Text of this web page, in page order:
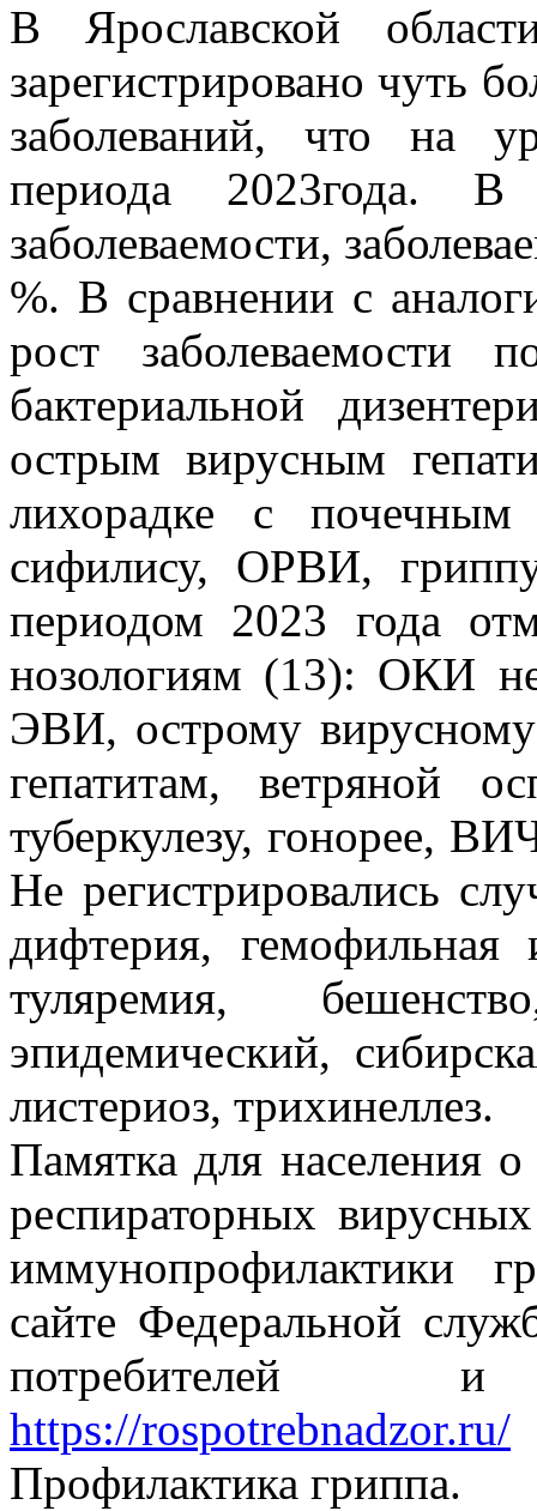
В Ярославской
зарегистрировано чуть
заболеваний, что на
периода 2023года. В
заболеваемости,
%. В сравнении с
рост заболеваемости
бактериальной
острым вирусным
лихорадке с
сифилису, ОРВИ,
периодом 2023 года
нозологиям (13): ОКИ
ЭВИ, острому
гепатитам, ветряной
туберкулезу, гонорее,
Не регистрировались
дифтерия,
туляремия,
эпидемический,
листериоз, трихинеллез.
Памятка для населения
респираторных
иммунопрофилактики
сайте Федеральной
потребителей и
https://rospotrebnadzor.ru/
Профилактика гриппа.